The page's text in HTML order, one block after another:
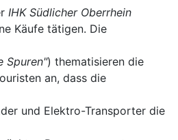
IHK Südlicher Oberrhein
Käufe tätigen. Die
Spuren") thematisieren die
an, dass die
und Elektro-Transporter die